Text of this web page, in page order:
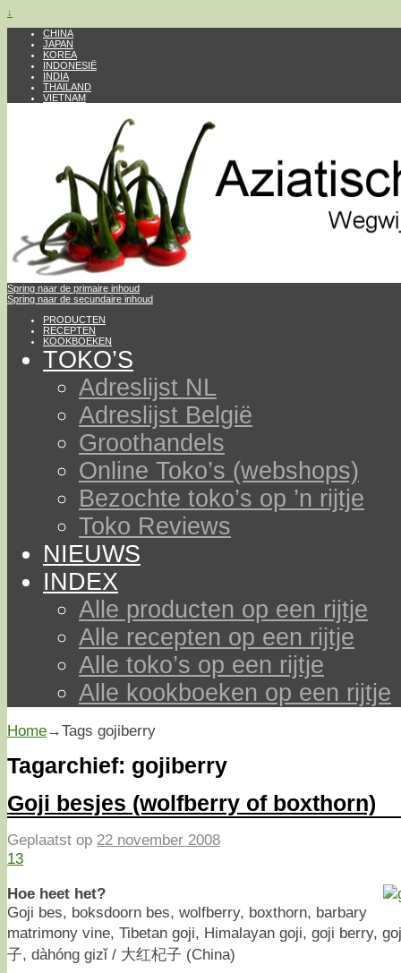
↓
CHINA
JAPAN
KOREA
INDONESIË
INDIA
THAILAND
VIETNAM
Spring naar de primaire inhoud
Spring naar de secundaire inhoud
PRODUCTEN
RECEPTEN
KOOKBOEKEN
TOKO’S
Adreslijst NL
Adreslijst België
Groothandels
Online Toko’s (webshops)
Bezochte toko’s op ’n rijtje
Toko Reviews
NIEUWS
INDEX
Alle producten op een rijtje
Alle recepten op een rijtje
Alle toko’s op een rijtje
Alle kookboeken op een rijtje
Home→Tags gojiberry
Tagarchief: gojiberry
Goji besjes (wolfberry of boxthorn)
Geplaatst op 22 november 2008
13
Hoe heet het?
Goji bes, boksdoorn bes, wolfberry, boxthorn, barbary
matrimony vine, Tibetan goji, Himalayan goji, goji berry,
子, dàhóng gizǐ / 大红杞子 (China)